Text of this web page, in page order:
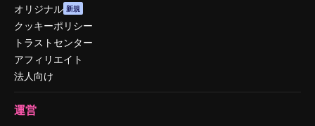
オリジナル 新規
クッキーポリシー
トラストセンター
アフィリエイト
法人向け
運営